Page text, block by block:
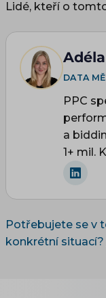
Lidé, kteří o
DATA
PPC
a
1+ mil.
Potřebujete se v
konkrétní situací?